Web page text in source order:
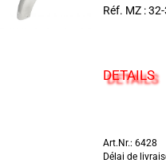
Réf. MZ :
DETAILS
Art.Nr.: 6428
Délai de